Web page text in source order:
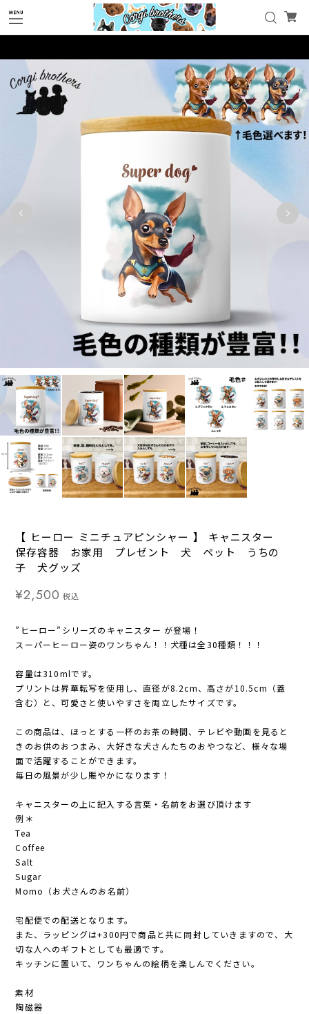
【 ヒーロー ミニチュアピンシャー 】 キャニスター
保存容器 お家用 プレゼント 犬 ペット うちの
子 犬グッズ
¥2,500 税込
”ヒーロー”シリーズのキャニスター が登場！
スーパーヒーロー姿のワンちゃん！！犬種は全30種類！！！
容量は310mlです。
プリントは昇華転写を使用し、直径が8.2cm、高さが10.5cm（蓋
含む）と、可愛さと使いやすさを両立したサイズです。
この商品は、ほっとする一杯のお茶の時間、テレビや動画を見ると
きのお供のおつまみ、大好きな犬さんたちのおやつなど、様々な場
面で活躍することができます。
毎日の風景が少し賑やかになります！
キャニスターの上に記入する言葉・名前をお選び頂けます
例＊
Tea
Coffee
Salt
Sugar
Momo（お犬さんのお名前）
宅配便での配送となります。
また、ラッピングは+300円で商品と共に同封していきますので、大
切な人へのギフトとしても最適です。
キッチンに置いて、ワンちゃんの絵柄を楽しんでください。
素材
陶磁器